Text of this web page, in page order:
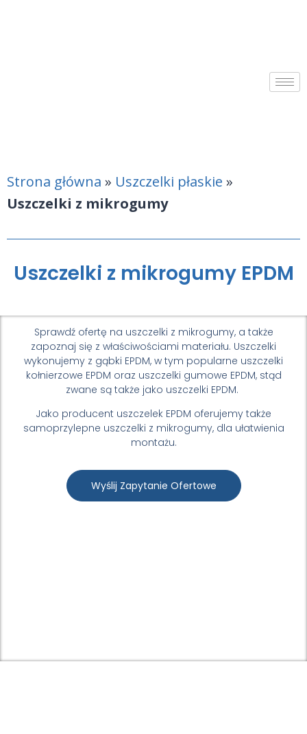
Strona główna » Uszczelki płaskie »
Uszczelki z mikrogumy
Uszczelki z mikrogumy EPDM
Sprawdź ofertę na uszczelki z mikrogumy, a także
zapoznaj się z właściwościami materiału. Uszczelki
wykonujemy z gąbki EPDM, w tym popularne uszczelki
kołnierzowe EPDM oraz uszczelki gumowe EPDM, stąd
zwane są także jako uszczelki EPDM.
Jako producent uszczelek EPDM oferujemy także
samoprzylepne uszczelki z mikrogumy, dla ułatwienia
montażu.
Wyślij Zapytanie Ofertowe